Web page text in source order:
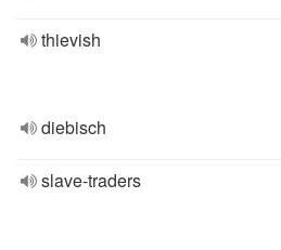
thievish
diebisch
slave-traders